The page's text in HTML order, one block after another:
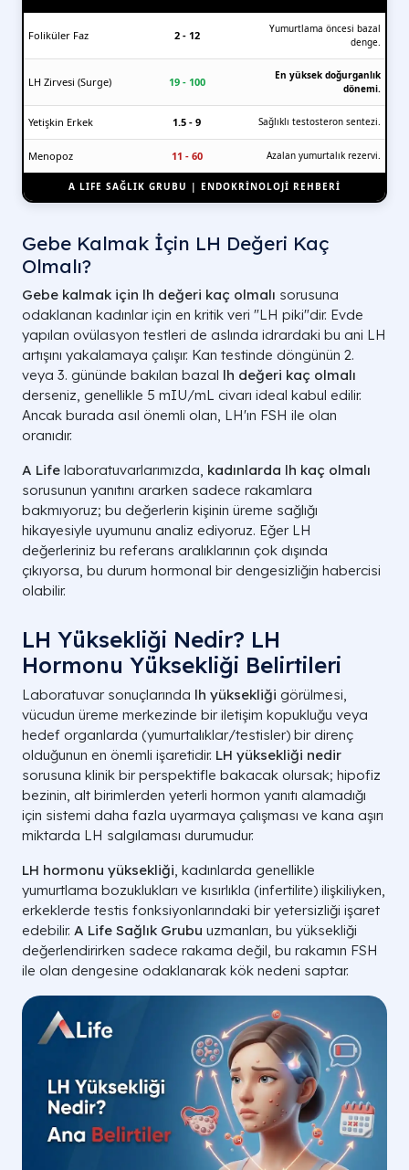
Foliküler Faz 2 - 12
Yumurtlama öncesi bazal
denge.
LH Zirvesi (Surge) 19 - 100
En yüksek doğurganlık
dönemi.
Yetişkin Erkek 1.5 - 9 Sağlıklı testosteron sentezi.
Menopoz 11 - 60 Azalan yumurtalık rezervi.
A LIFE SAĞLIK GRUBU | ENDOKRİNOLOJİ REHBERİ
Gebe Kalmak İçin LH Değeri Kaç
Olmalı?
Gebe kalmak için lh değeri kaç olmalı sorusuna
odaklanan kadınlar için en kritik veri "LH piki"dir. Evde
yapılan ovülasyon testleri de aslında idrardaki bu ani LH
artışını yakalamaya çalışır. Kan testinde döngünün 2.
veya 3. gününde bakılan bazal lh değeri kaç olmalı
derseniz, genellikle 5 mIU/mL civarı ideal kabul edilir.
Ancak burada asıl önemli olan, LH'ın FSH ile olan
oranıdır.
A Life laboratuvarlarımızda, kadınlarda lh kaç olmalı
sorusunun yanıtını ararken sadece rakamlara
bakmıyoruz; bu değerlerin kişinin üreme sağlığı
hikayesiyle uyumunu analiz ediyoruz. Eğer LH
değerleriniz bu referans aralıklarının çok dışında
çıkıyorsa, bu durum hormonal bir dengesizliğin habercisi
olabilir.
LH Yüksekliği Nedir? LH
Hormonu Yüksekliği Belirtileri
Laboratuvar sonuçlarında lh yüksekliği görülmesi,
vücudun üreme merkezinde bir iletişim kopukluğu veya
hedef organlarda (yumurtalıklar/testisler) bir direnç
olduğunun en önemli işaretidir. LH yüksekliği nedir
sorusuna klinik bir perspektifle bakacak olursak; hipofiz
bezinin, alt birimlerden yeterli hormon yanıtı alamadığı
için sistemi daha fazla uyarmaya çalışması ve kana aşırı
miktarda LH salgılaması durumudur.
LH hormonu yüksekliği , kadınlarda genellikle
yumurtlama bozuklukları ve kısırlıkla (infertilite) ilişkiliyken,
erkeklerde testis fonksiyonlarındaki bir yetersizliği işaret
edebilir. A Life Sağlık Grubu uzmanları, bu yüksekliği
değerlendirirken sadece rakama değil, bu rakamın FSH
ile olan dengesine odaklanarak kök nedeni saptar.